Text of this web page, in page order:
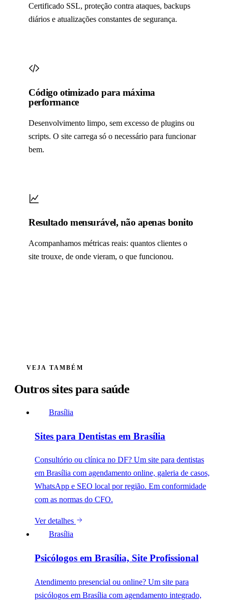
Certificado SSL, proteção contra ataques, backups
diários e atualizações constantes de segurança.
Código otimizado para máxima
performance
Desenvolvimento limpo, sem excesso de plugins ou
scripts. O site carrega só o necessário para funcionar
bem.
Resultado mensurável, não apenas bonito
Acompanhamos métricas reais: quantos clientes o
site trouxe, de onde vieram, o que funcionou.
VEJA TAMBÉM
Outros sites parasaúde
Brasília
Sites para Dentistas em Brasília
Consultório ou clínica no DF? Um site para dentistas
em Brasília com agendamento online, galeria de casos,
WhatsApp e SEO local por região. Em conformidade
com as normas do CFO.
Ver detalhes
Brasília
Psicólogos em Brasília, Site Profissional
Atendimento presencial ou online? Um site para
psicólogos em Brasília com agendamento integrado,